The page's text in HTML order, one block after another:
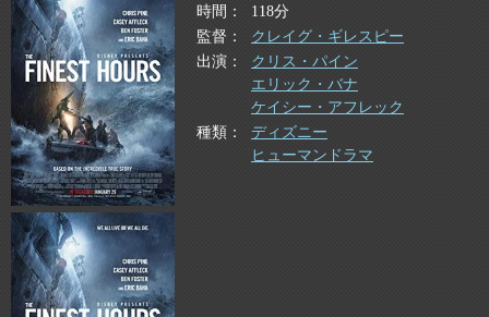
時間
118分
監督
クレイグ・ギレスピー
出演
クリス・パイン
エリック・バナ
ケイシー・アフレック
種類
ディズニー
ヒューマンドラマ